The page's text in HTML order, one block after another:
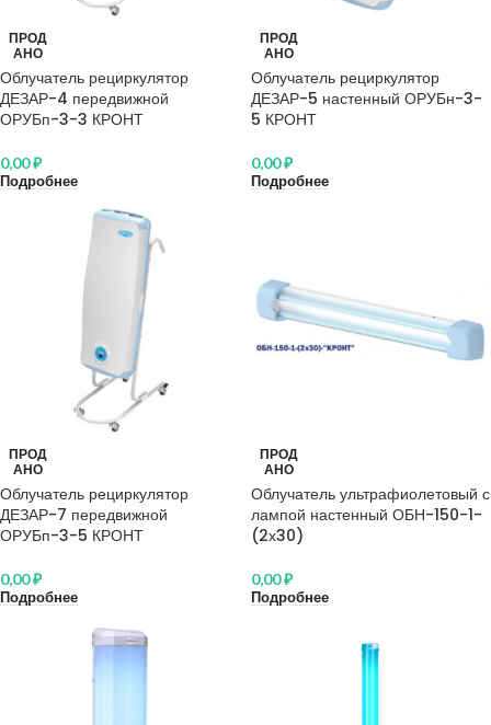
ПРОД
АНО
Облучатель рециркулятор
ДЕЗАР-4 передвижной
ОРУБп-3-3 КРОНТ
0,00₽
Подробнее
ПРОД
АНО
Облучатель рециркулятор
ДЕЗАР-5 настенный ОРУБн-3-
5 КРОНТ
0,00₽
Подробнее
ПРОД
АНО
Облучатель рециркулятор
ДЕЗАР-7 передвижной
ОРУБп-3-5 КРОНТ
0,00₽
Подробнее
ПРОД
АНО
Облучатель ультрафиолетовый с
лампой настенный ОБН-150-1-
(2х30)
0,00₽
Подробнее